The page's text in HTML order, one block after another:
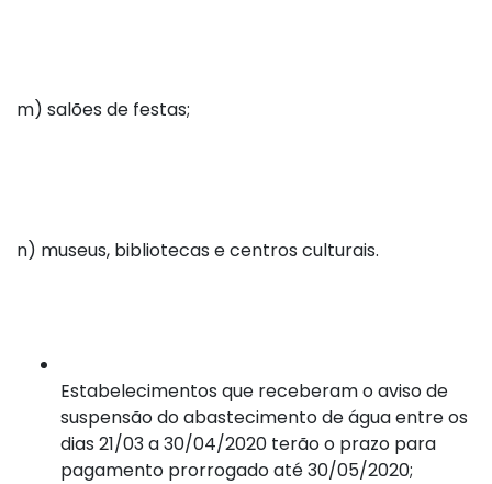
m) salões de festas;
n) museus, bibliotecas e centros culturais.
Estabelecimentos que receberam o aviso de
suspensão do abastecimento de água entre os
dias 21/03 a 30/04/2020 terão o prazo para
pagamento prorrogado até 30/05/2020;